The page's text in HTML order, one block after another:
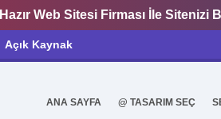
Web Sitesi Firması İle Sitenizi
Açık Kaynak
ANA SAYFA @ TASARIM SEÇ